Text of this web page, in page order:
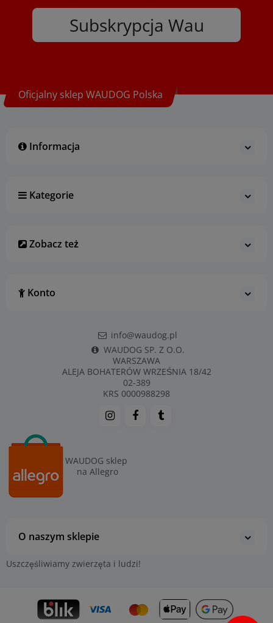
Subskrypcja Wau
Oficjalny sklep WAUDOG Polska
Informacja
Kategorie
Zobacz też
Konto
info@waudog.pl
WAUDOG SP. Z O.O.
WARSZAWA
ALEJA BOHATERÓW WRZEŚNIA 18/42
02-389
KRS 0000988298
WAUDOG sklep
na Allegro
O naszym sklepie
Uszczęśliwiamy zwierzęta i ludzi!